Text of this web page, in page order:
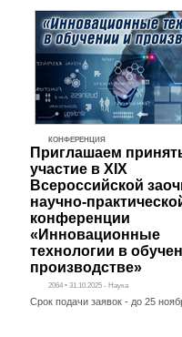
КОНФЕРЕНЦИЯ
Приглашаем
участие в XIX
Всероссийской
научно-
конференции
«Инновационные
технологии в
производстве»
2064 • 31.10.2025 - Наука
Срок подачи заявок - до 25